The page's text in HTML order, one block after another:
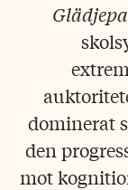
dominerat
den
mot